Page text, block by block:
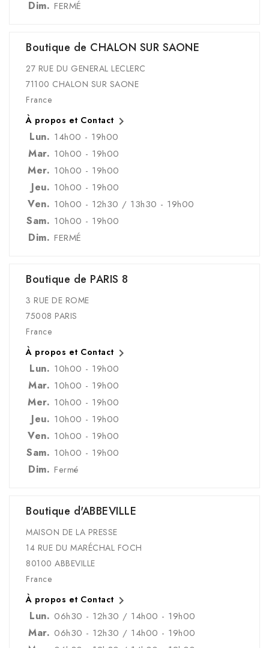
Dim. FERMÉ
Boutique de CHALON SUR SAONE
27 RUE DU GENERAL LECLERC
71100 CHALON SUR SAONE
France
À propos et Contact 
Lun. 14h00 - 19h00
Mar. 10h00 - 19h00
Mer. 10h00 - 19h00
Jeu. 10h00 - 19h00
Ven. 10h00 - 12h30 / 13h30 - 19h00
Sam. 10h00 - 19h00
Dim. FERMÉ
Boutique de PARIS 8
3 RUE DE ROME
75008 PARIS
France
À propos et Contact 
Lun. 10h00 - 19h00
Mar. 10h00 - 19h00
Mer. 10h00 - 19h00
Jeu. 10h00 - 19h00
Ven. 10h00 - 19h00
Sam. 10h00 - 19h00
Dim. Fermé
Boutique d'ABBEVILLE
MAISON DE LA PRESSE
14 RUE DU MARÉCHAL FOCH
80100 ABBEVILLE
France
À propos et Contact 
Lun. 06h30 - 12h30 / 14h00 - 19h00
Mar. 06h30 - 12h30 / 14h00 - 19h00